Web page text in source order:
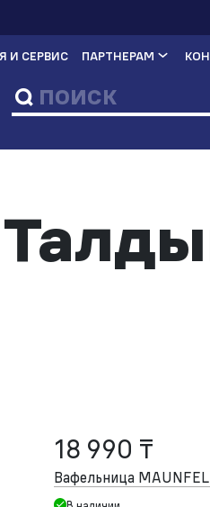
И СЕРВИС ПАРТНЕРАМ
18 990 ₸
Вафельница